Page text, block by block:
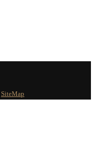
SiteMap